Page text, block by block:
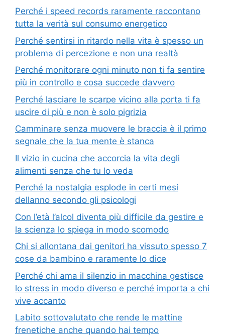
Perché i speed records raramente raccontano
tutta la verità sul consumo energetico
Perché sentirsi in ritardo nella vita è spesso un
problema di percezione e non una realtà
Perché monitorare ogni minuto non ti fa sentire
più in controllo e cosa succede davvero
Perché lasciare le scarpe vicino alla porta ti fa
uscire di più e non è solo pigrizia
Camminare senza muovere le braccia è il primo
segnale che la tua mente è stanca
Il vizio in cucina che accorcia la vita degli
alimenti senza che tu lo veda
Perché la nostalgia esplode in certi mesi
dellanno secondo gli psicologi
Con l’età l’alcol diventa più difficile da gestire e
la scienza lo spiega in modo scomodo
Chi si allontana dai genitori ha vissuto spesso 7
cose da bambino e raramente lo dice
Perché chi ama il silenzio in macchina gestisce
lo stress in modo diverso e perché importa a chi
vive accanto
Labito sottovalutato che rende le mattine
frenetiche anche quando hai tempo